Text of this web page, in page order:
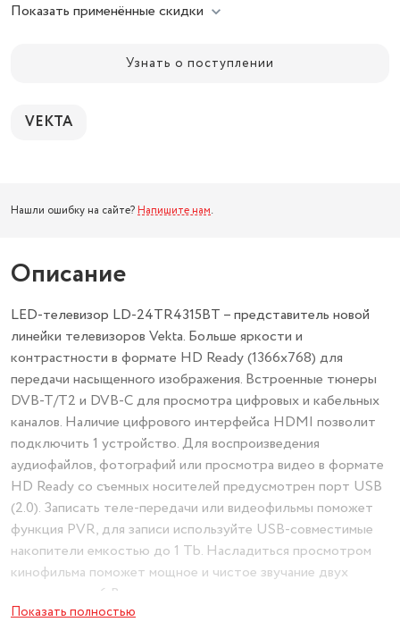
Показать применённые скидки
Узнать о поступлении
VEKTA
Нашли ошибку на сайте? Напишите нам.
Описание
LED-телевизор LD-24TR4315BT – представитель новой
линейки телевизоров Vekta. Больше яркости и
контрастности в формате HD Ready (1366x768) для
передачи насыщенного изображения. Встроенные тюнеры
DVB-T/T2 и DVB-C для просмотра цифровых и кабельных
каналов. Наличие цифрового интерфейса HDMI позволит
подключить 1 устройство. Для воспроизведения
аудиофайлов, фотографий или просмотра видео в формате
HD Ready со съемных носителей предусмотрен порт USB
(2.0). Записать теле-передачи или видеофильмы поможет
функция PVR, для записи используйте USB-совместимые
накопители емкостью до 1 Tb. Насладиться просмотром
кинофильма поможет мощное и чистое звучание двух
динамиков по 6 Вт.
Показать полностью